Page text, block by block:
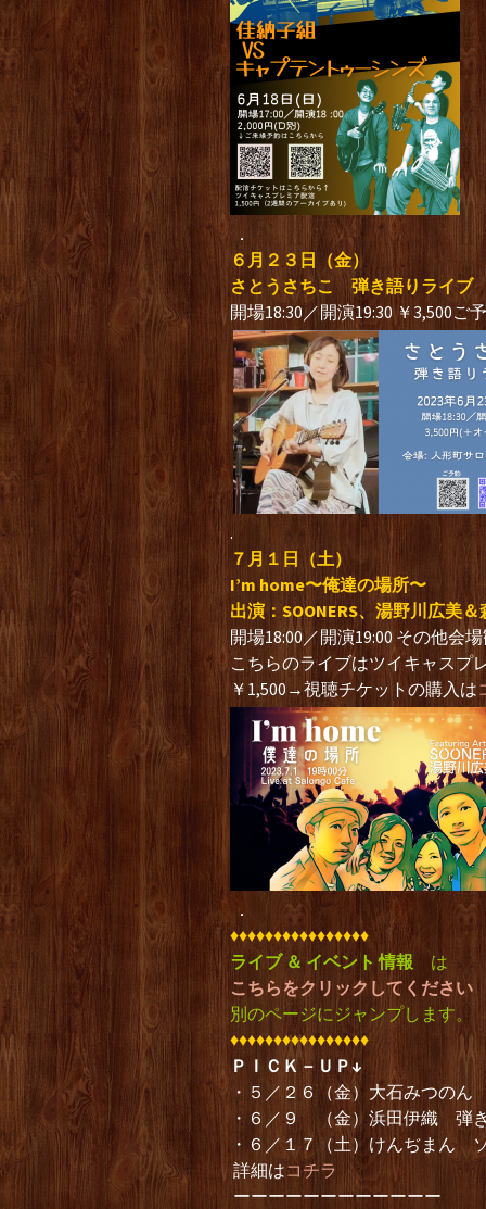
．
６月２３日（金）
さとうさちこ 弾き語りライブ
開場18:30／開演19:30 ￥3,500ご
.
７ 月１ 日（土）
I’m home〜俺達の場所〜
出演：SOONERS、湯野川広美＆
開場18:00／開演19:00 その他会
こちらのライブはツイキャスプ
￥1,500→視聴チケットの購入は
．
♦︎♦︎♦︎♦︎♦︎♦︎♦︎♦︎♦︎♦︎♦︎♦︎♦︎♦︎♦︎♦︎
ライブ ＆ イベント 情報 は
こちらをクリックしてください
別のページにジャンプします。
♦︎♦︎♦︎♦︎♦︎♦︎♦︎♦︎♦︎♦︎♦︎♦︎♦︎♦︎♦︎♦︎
ＰＩＣＫ－ＵＰ↓
・５／２６（金）大石みつの
・６／９ （金）浜田伊織 弾
・６／１７（土）けんぢまん
詳細はコチラ
ーーーーーーーーーーーー